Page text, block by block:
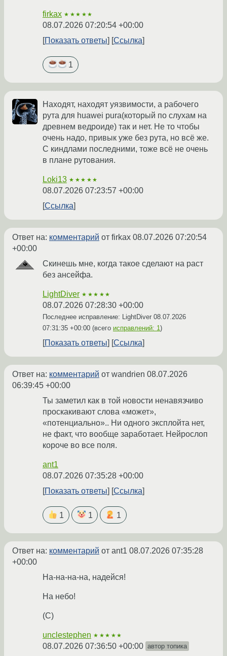
firkax ★★★★★
08.07.2026 07:20:54 +00:00
Показать ответы
Ссылка
1
Находят, находят уязвимости, а рабочего
рута для huawei pura(который по слухам на
древнем ведроиде) так и нет. Не то чтобы
очень надо, привык уже без рута, но всё же.
С киндлами последними, тоже всё не очень
в плане рутования.
Loki13 ★★★★★
08.07.2026 07:23:57 +00:00
Ссылка
Ответ на: комментарий от firkax 08.07.2026 07:20:54
+00:00
Скинешь мне, когда такое сделают на раст
без ансейфа.
LightDiver ★★★★★
08.07.2026 07:28:30 +00:00
Последнее исправление: LightDiver 08.07.2026
07:31:35 +00:00 (всего исправлений: 1)
Показать ответы Ссылка
Ответ на: комментарий от wandrien 08.07.2026
06:39:45 +00:00
Ты заметил как в той новости ненавязчиво
проскакивают слова «может»,
«потенциально».. Ни одного эксплойта нет,
не факт, что вообще заработает. Нейрослоп
короче во все поля.
ant1
08.07.2026 07:35:28 +00:00
Показать ответы
Ссылка
1 1 1
Ответ на: комментарий от ant1 08.07.2026 07:35:28
+00:00
На-на-на-на, надейся!
На небо!
(С)
unclestephen ★★★★★
08.07.2026 07:36:50 +00:00 автор топика